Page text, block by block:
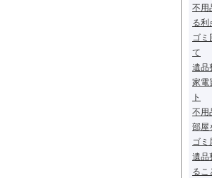
不用
る利
ゴミ
て
遺品
家電
ト
不用
部屋
ゴミ
遺品
るこ